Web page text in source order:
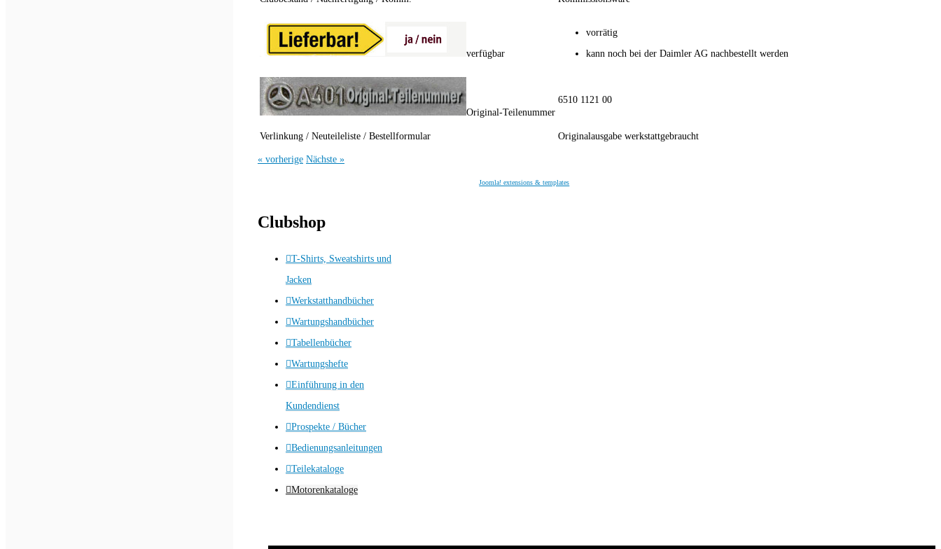
verfügbar
vorrätig
kann noch bei der Daimler AG nachbestellt werden
Original-Teilenummer
6510 1121 00
Verlinkung / Neuteileliste / Bestellformular Originalausgabe werkstattgebraucht
« vorherige Nächste »
Joomla! extensions & templates
Clubshop
T-Shirts, Sweatshirts und
Jacken
Werkstatthandbücher
Wartungshandbücher
Tabellenbücher
Wartungshefte
Einführung in den
Kundendienst
Prospekte / Bücher
Bedienungsanleitungen
Teilekataloge
Motorenkataloge